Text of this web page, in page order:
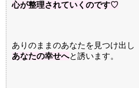
心が整理されていくのです♡
ありのままのあなたを見つけ出し
あなたの幸せへと誘います。